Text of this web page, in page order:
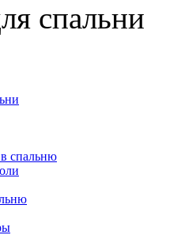
спальни
спальню